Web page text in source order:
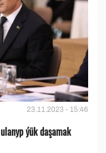
23.11.2023 - 15:46
ýük daşamak